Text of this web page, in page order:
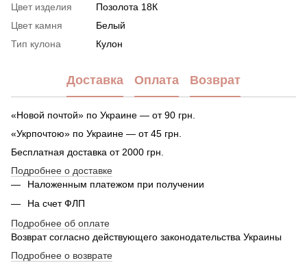
Цвет изделия
Позолота 18К
Цвет камня
Белый
Тип кулона
Кулон
Доставка Оплата Возврат
«Новой почтой» по Украине — от 90 грн.
«Укрпочтою» по Украине — от 45 грн.
Бесплатная доставка от 2000 грн.
Подробнее о доставке
Наложенным платежом при получении
На счет ФЛП
Подробнее об оплате
Возврат согласно действующего законодательства Украины
Подробнее о возврате